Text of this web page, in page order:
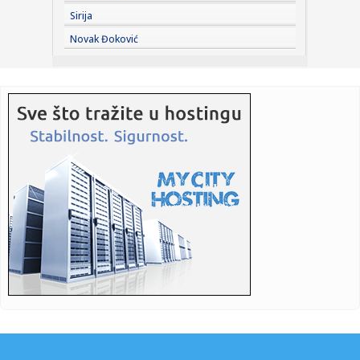
23:22:Moskvu čeka pakao: Izdato ozbiljno upozorenje; Oglasili se
meteo...
23:19: Roma dovela autora najprljavijeg poteza na Mundijalu
23:09:
pa poklekao...
23:06:Bibi rekao "ne" Trampu
23:01:Slučaj Huse B. iz BiH pokrenuo “lavinu” u Kelnu, provjerava
23:01:Recept za zdrave brauni kuglice od čokolade koje se ne
peku (VID...
Sirija
Novak Đoković